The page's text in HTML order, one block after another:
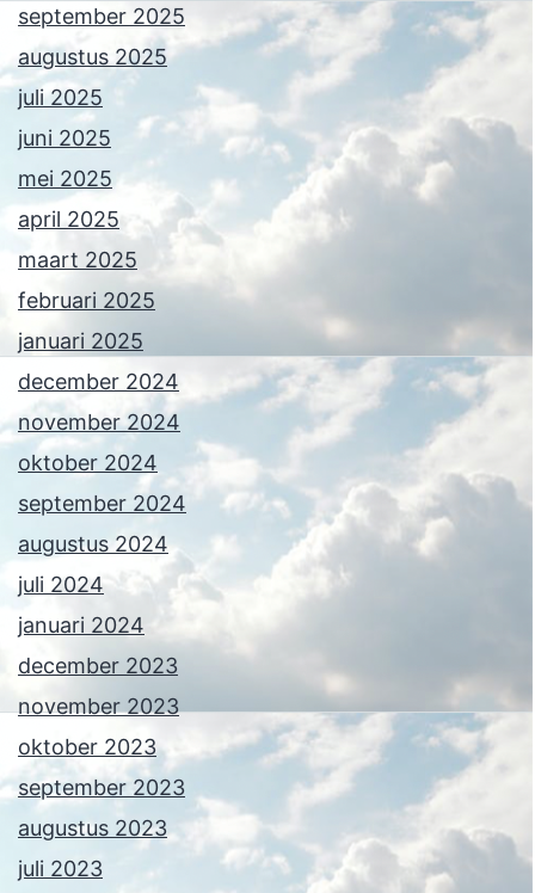
september 2025
augustus 2025
juli 2025
juni 2025
mei 2025
april 2025
maart 2025
februari 2025
januari 2025
december 2024
november 2024
oktober 2024
september 2024
augustus 2024
juli 2024
januari 2024
december 2023
november 2023
oktober 2023
september 2023
augustus 2023
juli 2023